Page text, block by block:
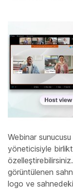
Webinar
yöneticisiyle
görüntülenen
logo ve